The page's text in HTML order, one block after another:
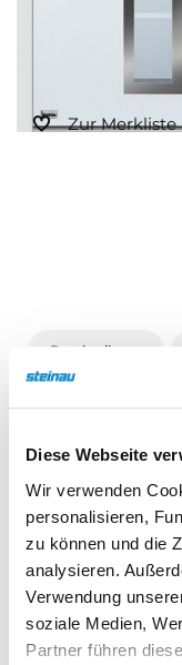
Diese Webseite
Wir verwenden
personalisieren,
zu können und die
analysieren.
Verwendung
soziale Medien,
Partner führen
Sonnen- und
Hochwasser­schutz
Zur Merkliste
Beschreibung
2-flügelige